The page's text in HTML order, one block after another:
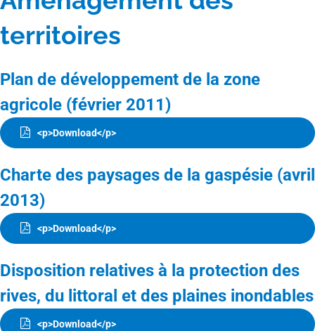
territoires
Plan de développement de la zone
agricole (février 2011)
<p>Download</p>
Charte des paysages de la gaspésie (avril
2013)
<p>Download</p>
Disposition relatives à la protection des
rives, du littoral et des plaines inondables
<p>Download</p>